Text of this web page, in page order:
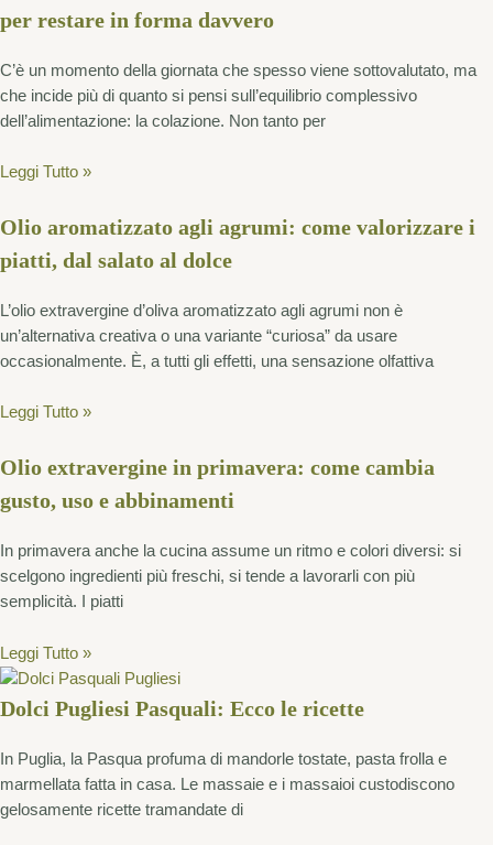
per restare in forma davvero
C’è un momento della giornata che spesso viene sottovalutato, ma
che incide più di quanto si pensi sull’equilibrio complessivo
dell’alimentazione: la colazione. Non tanto per
Leggi Tutto »
Olio aromatizzato agli agrumi: come valorizzare i
piatti, dal salato al dolce
L’olio extravergine d’oliva aromatizzato agli agrumi non è
un’alternativa creativa o una variante “curiosa” da usare
occasionalmente. È, a tutti gli effetti, una sensazione olfattiva
Leggi Tutto »
Olio extravergine in primavera: come cambia
gusto, uso e abbinamenti
In primavera anche la cucina assume un ritmo e colori diversi: si
scelgono ingredienti più freschi, si tende a lavorarli con più
semplicità. I piatti
Leggi Tutto »
Dolci Pugliesi Pasquali: Ecco le ricette
In Puglia, la Pasqua profuma di mandorle tostate, pasta frolla e
marmellata fatta in casa. Le massaie e i massaioi custodiscono
gelosamente ricette tramandate di